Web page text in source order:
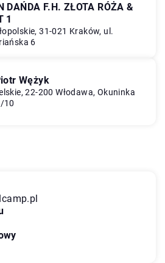
DAŃDA F.H. ZŁOTA RÓŻA &
1
31-021 Kraków, ul.
6
Wężyk
22-200 Włodawa, Okuninka
10